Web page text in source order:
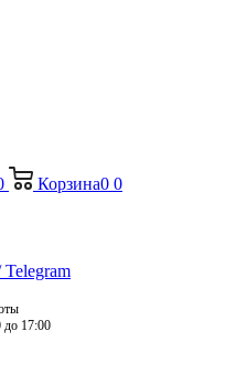
Корзина0 0
до 17:00